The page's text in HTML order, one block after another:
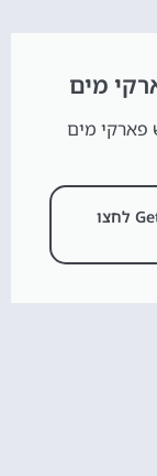
מים
פארקי מים
לפרטים והזמנות דרך Get your guide לחצו